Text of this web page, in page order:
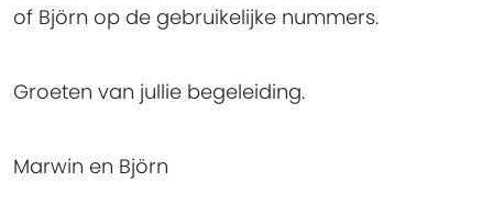
of Björn op de gebruikelijke nummers.
Groeten van jullie begeleiding.
Marwin en Björn